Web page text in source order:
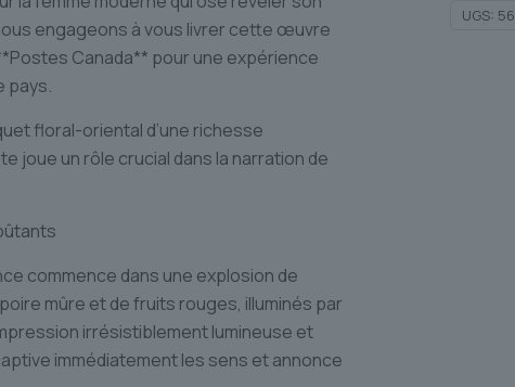
engageons à vous livrer cette œuvre
Canada** pour une expérience
pays.
floral-oriental d’une richesse
joue un rôle crucial dans la narration de
commence dans une explosion de
mûre et de fruits rouges, illuminés par
irrésistiblement lumineuse et
immédiatement les sens et annonce
UGS: